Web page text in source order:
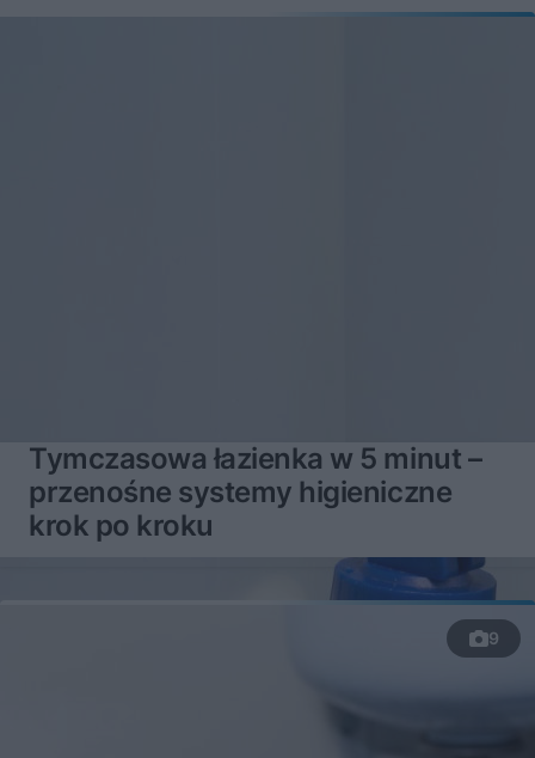
Tymczasowa łazienka w 5 minut –
przenośne systemy higieniczne
krok po kroku
9